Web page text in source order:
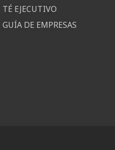
TÉ EJECUTIVO
GUÍA DE EMPRESAS